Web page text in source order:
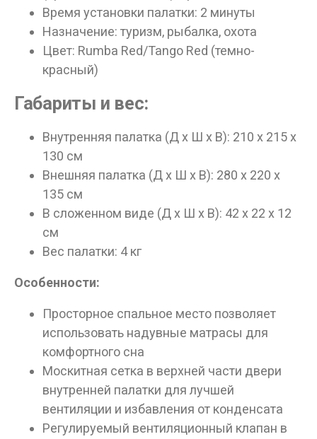
Время установки палатки: 2 минуты
Назначение: туризм, рыбалка, охота
Цвет: Rumba Red/Tango Red (темно-
красный)
Габариты и вес:
Внутренняя палатка (Д х Ш х В): 210 х 215 х
130 см
Внешняя палатка (Д х Ш х В): 280 х 220 х
135 см
В сложенном виде (Д х Ш х В): 42 х 22 х 12
см
Вес палатки: 4 кг
Особенности:
Просторное спальное место позволяет
использовать надувные матрасы для
комфортного сна
Москитная сетка в верхней части двери
внутренней палатки для лучшей
вентиляции и избавления от конденсата
Регулируемый вентиляционный клапан в